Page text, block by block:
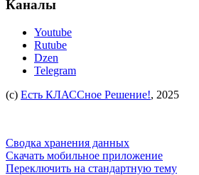
Каналы
Youtube
Rutube
Dzen
Telegram
(c) Есть КЛАССное Решение!, 2025
Сводка хранения данных
Скачать мобильное приложение
Переключить на стандартную тему